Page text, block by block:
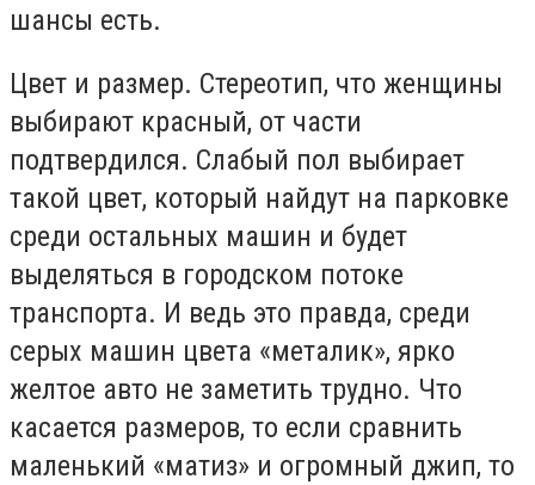
шансы есть.
Цвет и размер. Стереотип, что женщины
выбирают красный, от части
подтвердился. Слабый пол выбирает
такой цвет, который найдут на парковке
среди остальных машин и будет
выделяться в городском потоке
транспорта. И ведь это правда, среди
серых машин цвета «металик», ярко
желтое авто не заметить трудно. Что
касается размеров, то если сравнить
маленький «матиз» и огромный джип, то